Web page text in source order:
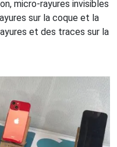
micro-rayures invisibles
sur la coque et la
et des traces sur la